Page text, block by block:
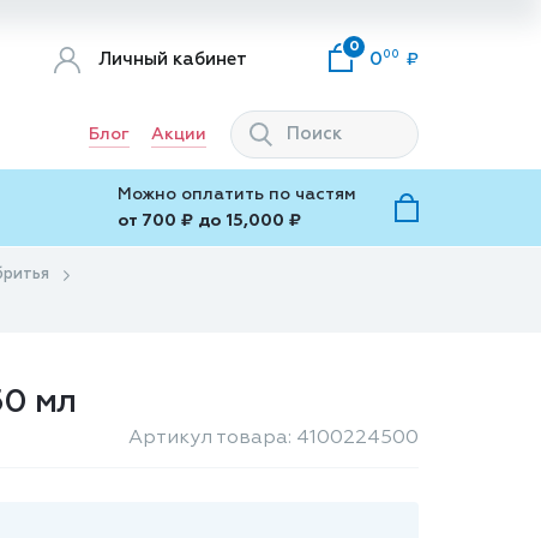
Личный кабинет
0
0 00
Блог Акции
Можно оплатить по частям
от 700 ₽ до 15,000 ₽
мл
Артикул товара: 4100224500